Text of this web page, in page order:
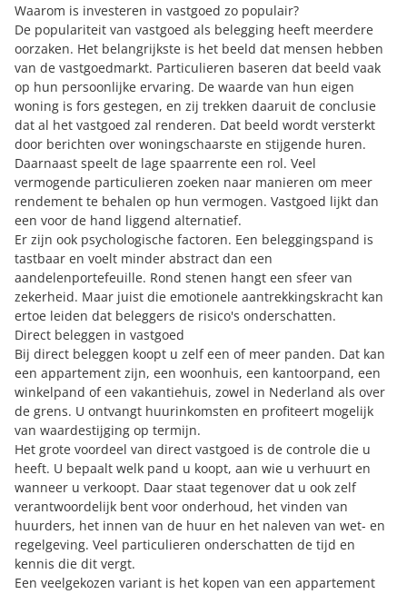
Waarom is investeren in vastgoed zo populair?
De populariteit van vastgoed als belegging heeft meerdere
oorzaken. Het belangrijkste is het beeld dat mensen hebben
van de vastgoedmarkt. Particulieren baseren dat beeld vaak
op hun persoonlijke ervaring. De waarde van hun eigen
woning is fors gestegen, en zij trekken daaruit de conclusie
dat al het vastgoed zal renderen. Dat beeld wordt versterkt
door berichten over woningschaarste en stijgende huren.
Daarnaast speelt de lage spaarrente een rol. Veel
vermogende particulieren zoeken naar manieren om meer
rendement te behalen op hun vermogen. Vastgoed lijkt dan
een voor de hand liggend alternatief.
Er zijn ook psychologische factoren. Een beleggingspand is
tastbaar en voelt minder abstract dan een
aandelenportefeuille. Rond stenen hangt een sfeer van
zekerheid. Maar juist die emotionele aantrekkingskracht kan
ertoe leiden dat beleggers de risico's onderschatten.
Direct beleggen in vastgoed
Bij direct beleggen koopt u zelf een of meer panden. Dat kan
een appartement zijn, een woonhuis, een kantoorpand, een
winkelpand of een vakantiehuis, zowel in Nederland als over
de grens. U ontvangt huurinkomsten en profiteert mogelijk
van waardestijging op termijn.
Het grote voordeel van direct vastgoed is de controle die u
heeft. U bepaalt welk pand u koopt, aan wie u verhuurt en
wanneer u verkoopt. Daar staat tegenover dat u ook zelf
verantwoordelijk bent voor onderhoud, het vinden van
huurders, het innen van de huur en het naleven van wet- en
regelgeving. Veel particulieren onderschatten de tijd en
kennis die dit vergt.
Een veelgekozen variant is het kopen van een appartement